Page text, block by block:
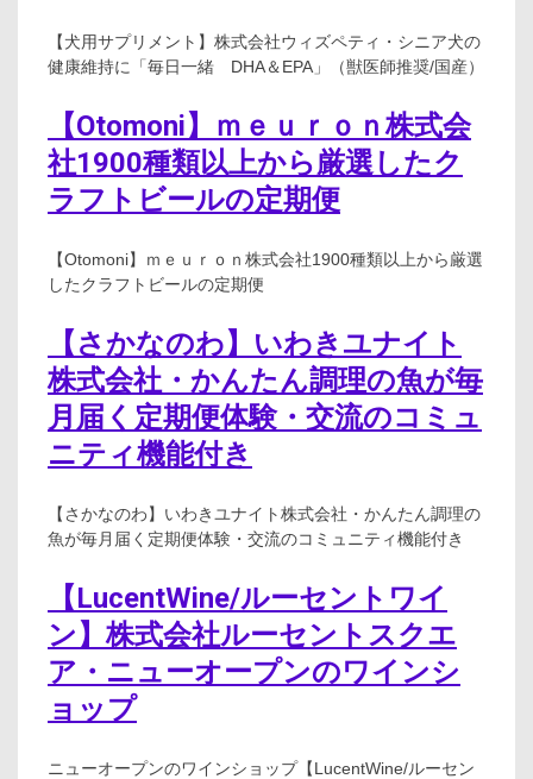
【犬用サプリメント】株式会社ウィズペティ・シニア犬の
健康維持に「毎日一緒 DHA＆EPA」（獣医師推奨/国産）
【Otomoni】ｍｅｕｒｏｎ株式会
社1900種類以上から厳選したク
ラフトビールの定期便
【Otomoni】ｍｅｕｒｏｎ株式会社1900種類以上から厳選
したクラフトビールの定期便
【さかなのわ】いわきユナイト
株式会社・かんたん調理の魚が毎
月届く定期便体験・交流のコミュ
ニティ機能付き
【さかなのわ】いわきユナイト株式会社・かんたん調理の
魚が毎月届く定期便体験・交流のコミュニティ機能付き
【LucentWine/ルーセントワイ
ン】株式会社ルーセントスクエ
ア・ニューオープンのワインシ
ョップ
ニューオープンのワインショップ【LucentWine/ルーセン